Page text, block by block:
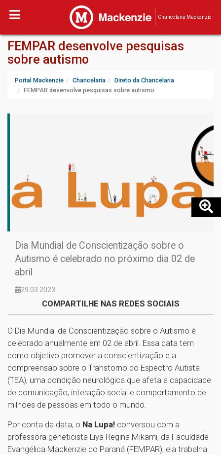
Chancelaria Mackenzie
FEMPAR desenvolve pesquisas
sobre autismo
Portal Mackenzie Chancelaria
Direto da Chancelaria
FEMPAR desenvolve pesquisas sobre autismo
Dia Mundial de Conscientização sobre o
Autismo é celebrado no próximo dia 02 de
abril
29.03.2023
COMPARTILHE NAS REDES SOCIAIS
O Dia Mundial de Conscientização sobre o Autismo é
celebrado anualmente em 02 de abril. Essa data tem
como objetivo promover a conscientização e a
compreensão sobre o Transtorno do Espectro Autista
(TEA), uma condição neurológica que afeta a capacidade
de comunicação, interação social e comportamento de
milhões de pessoas em todo o mundo.
Por conta da data, o Na Lupa! conversou com a
professora geneticista Liya Regina Mikami, da Faculdade
Evangélica Mackenzie do Paraná (FEMPAR), ela trabalha